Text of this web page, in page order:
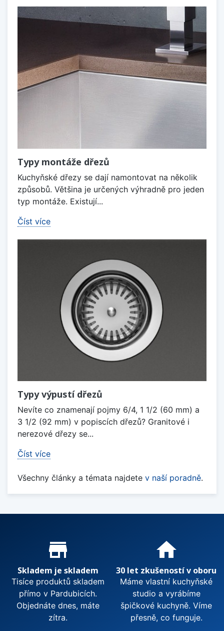
Typy montáže dřezů
Kuchyňské dřezy se dají namontovat na několik
způsobů. Většina je určených výhradně pro jeden
typ montáže. Existují...
Číst více
Typy výpustí dřezů
Nevíte co znamenají pojmy 6/4, 1 1/2 (60 mm) a
3 1/2 (92 mm) v popiscích dřezů? Granitové i
nerezové dřezy se...
Číst více
Všechny články a témata najdete v naší poradně.
Proč nakupovat u nás?
store_mall_directory
Skladem je skladem
Tisíce produktů skladem
přímo v Pardubicích.
Objednáte dnes, máte
zítra.
home
30 let zkušeností v oboru
Máme vlastní kuchyňské
studio a vyrábíme
špičkové kuchyně. Víme
přesně, co funguje.